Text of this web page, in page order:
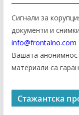
Сигнали за
документи и
info@frontalno.com
Вашата
материали са
Стажантска